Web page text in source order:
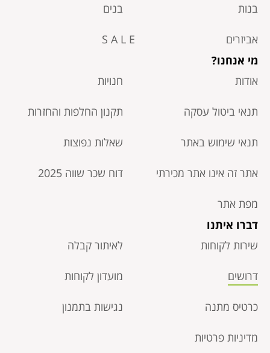
בנות בנים
אביזרים
S A L E
מי אנחנו?
אודות
חנויות
תנאי ביטול עסקה​ תקנון החלפות והחזרות
תנאי שימוש באתר שאלות נפוצות
אתר זה אינו אתר מכירתי דוח שכר שווה 2025
מפת אתר
דברו איתנו
שירות לקוחות
לאיתור קבלה
דרושים מועדון לקוחות
כרטיס מתנה נגישות בתמנון
מדיניות פרטיות